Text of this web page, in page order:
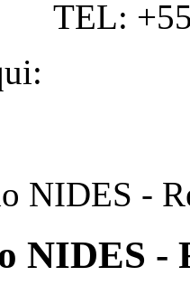
TEL:
NIDES -
NIDES -